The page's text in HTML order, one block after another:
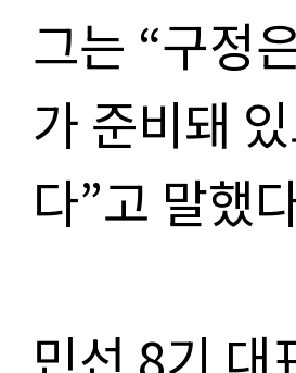
그는 “구정
가 준비돼
다”고 말했
민선 8기 대